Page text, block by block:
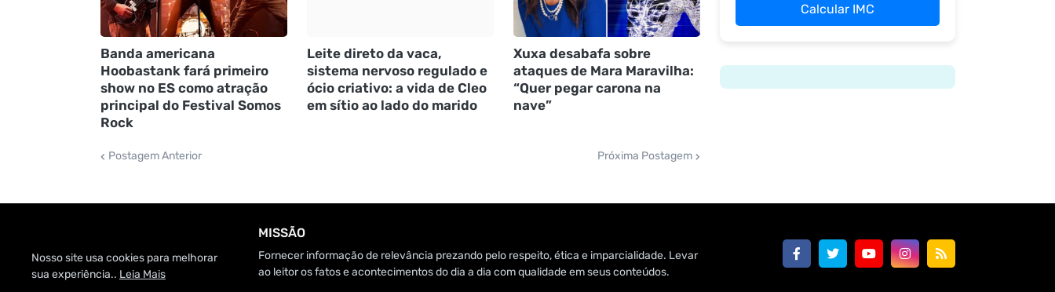
Banda americana
Hoobastank fará primeiro
show no ES como atração
principal do Festival Somos
Rock
Leite direto da vaca,
sistema nervoso regulado e
ócio criativo: a vida de Cleo
em sítio ao lado do marido
Xuxa desabafa sobre
ataques de Mara Maravilha:
“Quer pegar carona na
nave”
Postagem Anterior Próxima Postagem
Calcular IMC
MISSÃO
Fornecer informação de relevância prezando pelo respeito, ética e imparcialidade. Levar
ao leitor os fatos e acontecimentos do dia a dia com qualidade em seus conteúdos.
Nosso site usa cookies para melhorar
sua experiência.. Leia Mais